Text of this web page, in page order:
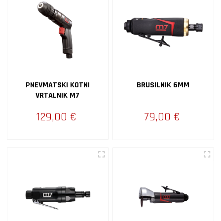
PNEVMATSKI KOTNI
VRTALNIK M7
129,00 €
BRUSILNIK 6MM
79,00 €